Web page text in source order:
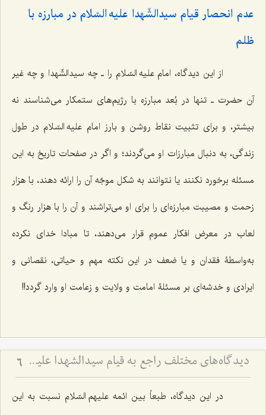
عدم انحصار قیام سیدالشّهدا علیه السّلام در مبارزه با
ظلم‌
از این دیدگاه، امام علیه السّلام را ـ چه سیدالشّهدا و چه غیر
آن حضرت ـ تنها در بُعد مبارزه با رژیم‌های ستمکار می‌شناسند نه
بیشتر، و برای تثبیت نقاط روشن و بارز امام علیه السّلام در طول
زندگی، به دنبال مبارزات او می‌گردند؛ و اگر در صفحات تاریخ به این
مسئله برخورد نکنند یا نتوانند به شکل موجّه آن را ارائه دهند، با هزار
زحمت و مصیبت مبارزه‌ای را برای او می‌تراشند و آن را با هزار رنگ و
لعاب در معرض افکار عموم قرار می‌دهند، تا مبادا خدای نکرده
به‌واسطۀ فقدان و یا ضعف در این نکته مهم و حیاتی، نقصانی و
ایرادی و خدشه‌ای بر مسئلۀ امامت و ولایت و زعامت او وارد گردد!!
دیدگاه‌های مختلف راجع به قیام سیدالشهدا علیه السلام - بررسی اجمالی هدف قیام امام حسین علیه‌السلام 6
در این دیدگاه، طبعاً بین ائمه علیهم السّلام نسبت به این